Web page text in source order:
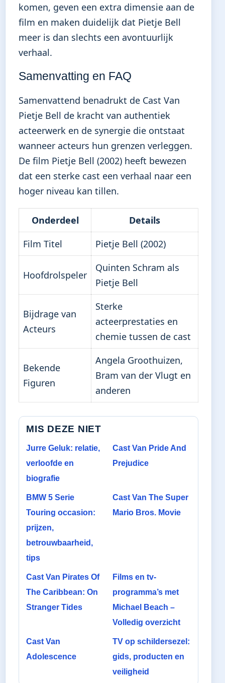
komen, geven een extra dimensie aan de
film en maken duidelijk dat Pietje Bell
meer is dan slechts een avontuurlijk
verhaal.
Samenvatting en FAQ
Samenvattend benadrukt de Cast Van
Pietje Bell de kracht van authentiek
acteerwerk en de synergie die ontstaat
wanneer acteurs hun grenzen verleggen.
De film Pietje Bell (2002) heeft bewezen
dat een sterke cast een verhaal naar een
hoger niveau kan tillen.
Onderdeel
Details
Film Titel
Pietje Bell (2002)
Hoofdrolspeler
Quinten Schram als
Pietje Bell
Bijdrage van
Acteurs
Sterke
acteerprestaties en
chemie tussen de cast
Bekende
Figuren
Angela Groothuizen,
Bram van der Vlugt en
anderen
MIS DEZE NIET
Jurre Geluk: relatie,
verloofde en
biografie
Cast Van Pride And
Prejudice
BMW 5 Serie
Touring occasion:
prijzen,
betrouwbaarheid,
tips
Cast Van The Super
Mario Bros. Movie
Cast Van Pirates Of
The Caribbean: On
Stranger Tides
Films en tv-
programma’s met
Michael Beach –
Volledig overzicht
Cast Van
Adolescence
TV op schildersezel:
gids, producten en
veiligheid